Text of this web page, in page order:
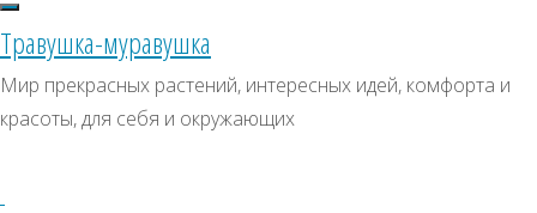
Травушка-муравушка
Мир прекрасных растений, интересных идей, комфорта и
красоты, для себя и окружающих
растений
открытого
грунтаВсе
Искать:
СКИДКИ, АКЦИИ
Категории магазина